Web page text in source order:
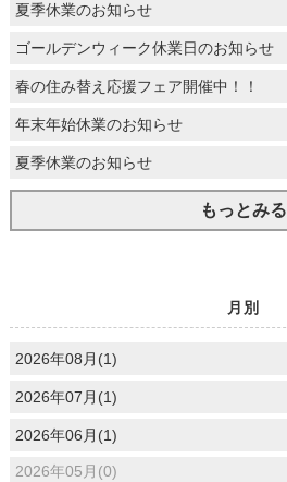
夏季休業のお知らせ
ゴールデンウィーク休業日のお知らせ
春の住み替え応援フェア開催中！！
年末年始休業のお知らせ
夏季休業のお知らせ
もっとみる
月別
2026年08月(1)
2026年07月(1)
2026年06月(1)
2026年05月(0)